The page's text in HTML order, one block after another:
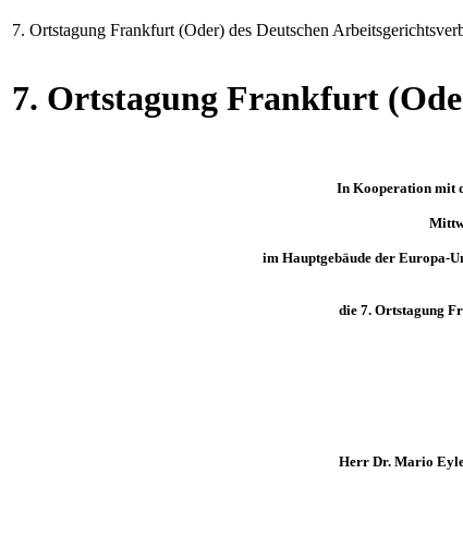
7. Ortstagung Frankfurt (Oder) des Deutschen
7. Ortstagung Frankfurt
In Kooperation mit
im Hauptgebäude der Europa-
die 7. Ortstagung
Herr Dr. Mario